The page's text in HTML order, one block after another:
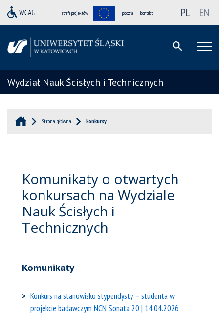
strefa projektów poczta kontakt PL EN
Wydział Nauk Ścisłych i Technicznych
Strona główna konkursy
Komunikaty o otwartych
konkursach na Wydziale
Nauk Ścisłych i
Technicznych
Komunikaty
Konkurs na stanowisko stypendysty – studenta w
projekcie badawczym NCN Sonata 20 | 14.04.2026